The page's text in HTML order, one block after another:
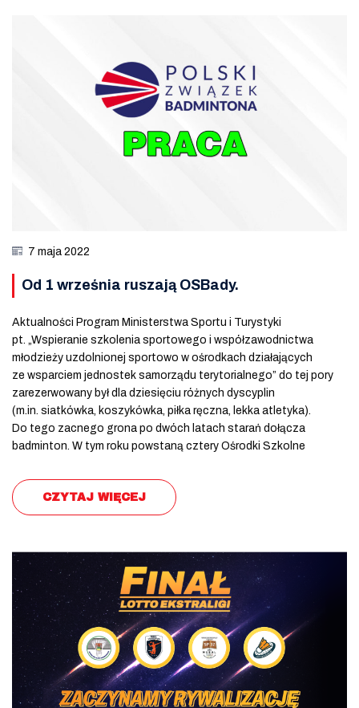
7 maja 2022
Od 1 września ruszają OSBady.
Aktualności Program Ministerstwa Sportu i Turystyki
pt. „Wspieranie szkolenia sportowego i współzawodnictwa
młodzieży uzdolnionej sportowo w ośrodkach działających
ze wsparciem jednostek samorządu terytorialnego” do tej pory
zarezerwowany był dla dziesięciu różnych dyscyplin
(m.in. siatkówka, koszykówka, piłka ręczna, lekka atletyka).
Do tego zacnego grona po dwóch latach starań dołącza
badminton. W tym roku powstaną cztery Ośrodki Szkolne
CZYTAJ WIĘCEJ